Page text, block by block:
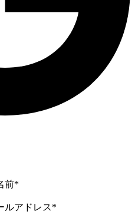
前*
ルアドレス*